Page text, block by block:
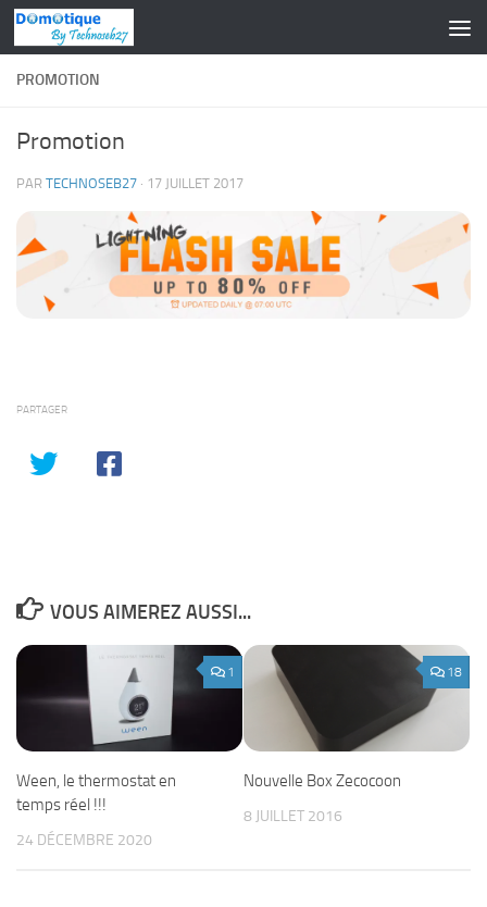
Skip to content
PROMOTION
Promotion
PAR TECHNOSEB27 · 17 JUILLET 2017
PARTAGER
VOUS AIMEREZ AUSSI...
1
Ween, le thermostat en
temps réel !!!
24 DÉCEMBRE 2020
18
Nouvelle Box Zecocoon
8 JUILLET 2016